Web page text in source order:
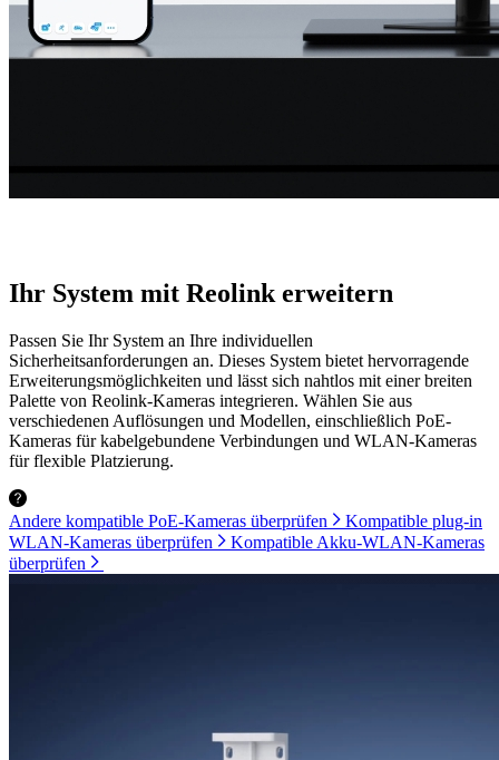
Ihr System mit Reolink erweitern
Passen Sie Ihr System an Ihre individuellen
Sicherheitsanforderungen an. Dieses System bietet hervorragende
Erweiterungsmöglichkeiten und lässt sich nahtlos mit einer breiten
Palette von Reolink-Kameras integrieren. Wählen Sie aus
verschiedenen Auflösungen und Modellen, einschließlich PoE-
Kameras für kabelgebundene Verbindungen und WLAN-Kameras
für flexible Platzierung.
Andere kompatible PoE-Kameras überprüfen
Kompatible plug-in
WLAN-Kameras überprüfen
Kompatible Akku-WLAN-Kameras
überprüfen